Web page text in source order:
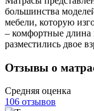
большинства
мебели, которую
– комфортные длина
разместились двое
Отзывы о
Средняя оценка
106 отзывов